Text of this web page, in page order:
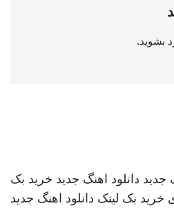
بشوید.
جدید دانلود اهنگ جدید خرید بک
خرید بک لینک دانلود اهنگ جدید